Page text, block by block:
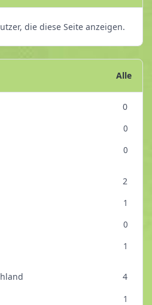
die diese Seite anzeigen.
Alle
0
0
0
2
1
0
1
4
1